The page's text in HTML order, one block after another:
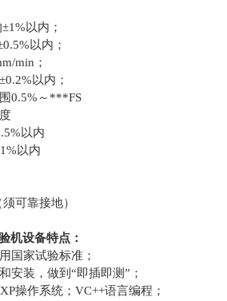
以内；
以内；
min；
以内；
0.5%～***FS
以内
以内
可靠接地）
机设备特点：
家试验标准；
装，做到“即插即测”；
操作系统；VC++语言编程；